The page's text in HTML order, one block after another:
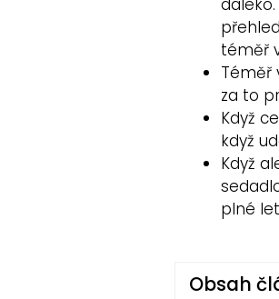
téměř
Téměř
za to
Když
když
Když
plné
Obsah